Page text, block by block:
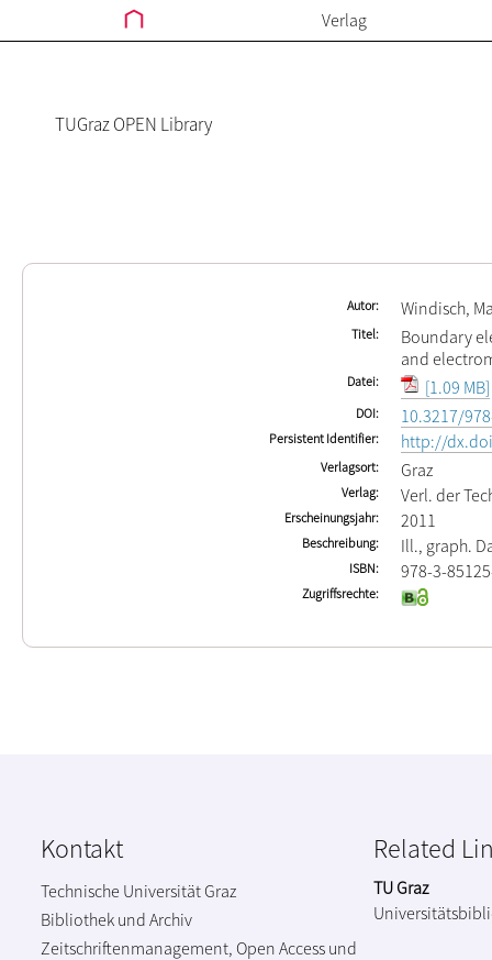
Verlag
TUGraz OPEN Library
Autor Windisch,
Titel
Boundary
and
Datei [1.09 MB]
DOI 10.3217/
Persistent Identifier http://
Verlagsort Graz
Verlag Verl. der
Erscheinungsjahr 2011
Beschreibung Ill., graph.
ISBN 978-3-
Zugriffsrechte
Kontakt
Technische Universität Graz
Bibliothek und Archiv
Zeitschriftenmanagement, Open Access und
Related
TU Graz